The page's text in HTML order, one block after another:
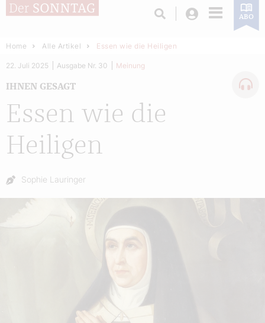
Login ABO
Home Alle Artikel Essen wie die Heiligen
Essen wie die
Heiligen
IHNEN GESAGT
22. Juli 2025 Ausgabe Nr. 30 Meinung
Autor:
Sophie Lauringer